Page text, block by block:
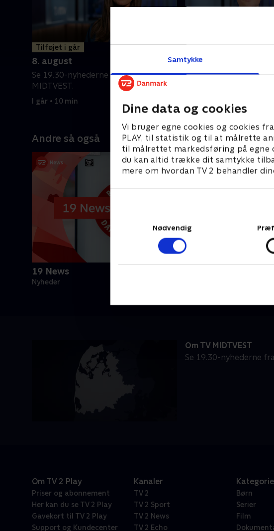
Samtykke
Dine data og cookies
Vi bruger egne cookies og cookies
PLAY, til statistik og til at målrette
til målrettet markedsføring på egne
du kan altid trække dit samtykke
mere om hvordan TV 2 behandler
Nødvendig
Tilføjet i går
8. august
Se 19.30-nyhederne fra TV
MIDTVEST.
I går • 10 min
Se 19.30-nyhederne fra
MIDTVEST.
Andre så også
19 News
Nyheder
Om TV MIDTVEST
Se 19.30-nyhederne
Om TV 2 Play
Priser og abonnement
Her kan du se TV 2 Play
Gavekort til TV 2 Play
Support og Kundecenter
Kanaler
TV 2
TV 2 Sport
TV 2 News
TV 2 Echo
Børn
Serier
Film